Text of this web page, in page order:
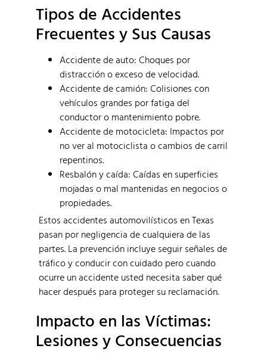
Tipos de Accidentes
Frecuentes y Sus Causas
Accidente de auto: Choques por
distracción o exceso de velocidad.
Accidente de camión: Colisiones con
vehículos grandes por fatiga del
conductor o mantenimiento pobre.
Accidente de motocicleta: Impactos por
no ver al motociclista o cambios de carril
repentinos.
Resbalón y caída: Caídas en superficies
mojadas o mal mantenidas en negocios o
propiedades.
Estos accidentes automovilísticos en Texas
pasan por negligencia de cualquiera de las
partes. La prevención incluye seguir señales de
tráfico y conducir con cuidado pero cuando
ocurre un accidente usted necesita saber qué
hacer después para proteger su reclamación.
Impacto en las Víctimas:
Lesiones y Consecuencias